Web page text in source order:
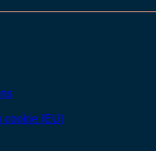
cookie (EU)